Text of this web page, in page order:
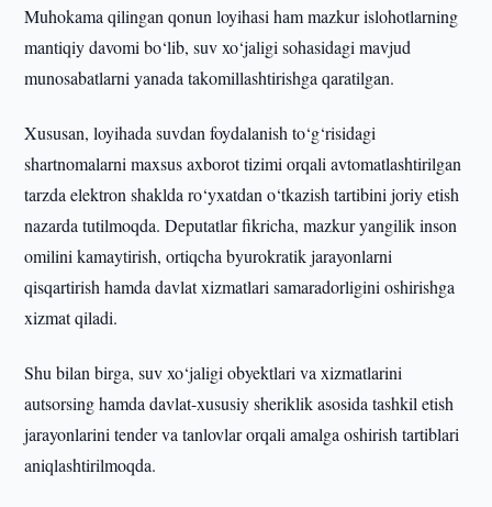
Muhokama qilingan qonun loyihasi ham mazkur islohotlarning
mantiqiy davomi bo‘lib, suv xo‘jaligi sohasidagi mavjud
munosabatlarni yanada takomillashtirishga qaratilgan.
Xususan, loyihada suvdan foydalanish to‘g‘risidagi
shartnomalarni maxsus axborot tizimi orqali avtomatlashtirilgan
tarzda elektron shaklda ro‘yxatdan o‘tkazish tartibini joriy etish
nazarda tutilmoqda. Deputatlar fikricha, mazkur yangilik inson
omilini kamaytirish, ortiqcha byurokratik jarayonlarni
qisqartirish hamda davlat xizmatlari samaradorligini oshirishga
xizmat qiladi.
Shu bilan birga, suv xo‘jaligi obyektlari va xizmatlarini
autsorsing hamda davlat-xususiy sheriklik asosida tashkil etish
jarayonlarini tender va tanlovlar orqali amalga oshirish tartiblari
aniqlashtirilmoqda.